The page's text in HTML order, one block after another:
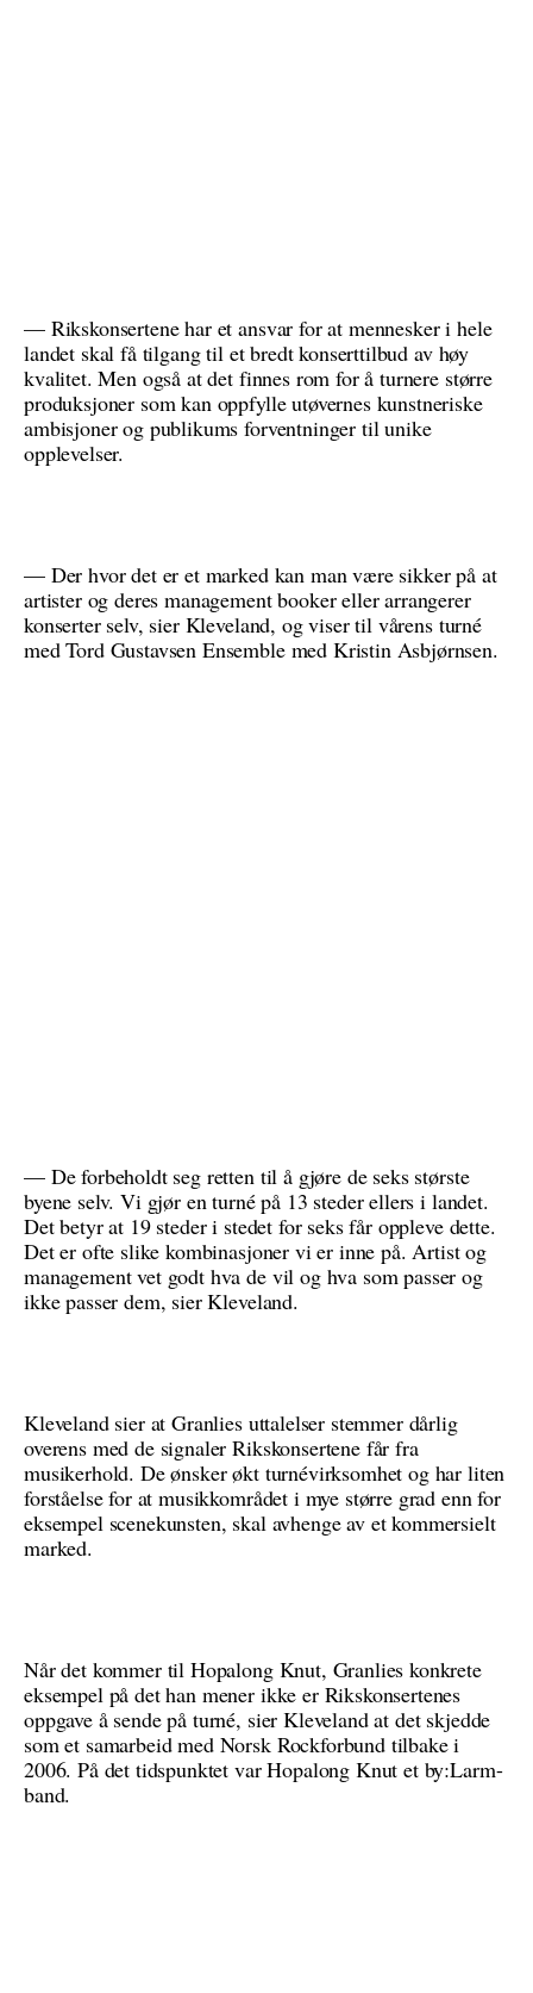
— Rikskonsertene har et ansvar for at mennesker i hele
landet skal få tilgang til et bredt konserttilbud av høy
kvalitet. Men også at det finnes rom for å turnere større
produksjoner som kan oppfylle utøvernes kunstneriske
ambisjoner og publikums forventninger til unike
opplevelser.
— Der hvor det er et marked kan man være sikker på at
artister og deres management booker eller arrangerer
konserter selv, sier Kleveland, og viser til vårens turné
med Tord Gustavsen Ensemble med Kristin Asbjørnsen.
— De forbeholdt seg retten til å gjøre de seks største
byene selv. Vi gjør en turné på 13 steder ellers i landet.
Det betyr at 19 steder i stedet for seks får oppleve dette.
Det er ofte slike kombinasjoner vi er inne på. Artist og
management vet godt hva de vil og hva som passer og
ikke passer dem, sier Kleveland.
Kleveland sier at Granlies uttalelser stemmer dårlig
overens med de signaler Rikskonsertene får fra
musikerhold. De ønsker økt turnévirksomhet og har liten
forståelse for at musikkområdet i mye større grad enn for
eksempel scenekunsten, skal avhenge av et kommersielt
marked.
Når det kommer til Hopalong Knut, Granlies konkrete
eksempel på det han mener ikke er Rikskonsertenes
oppgave å sende på turné, sier Kleveland at det skjedde
som et samarbeid med Norsk Rockforbund tilbake i
2006. På det tidspunktet var Hopalong Knut et by:Larm-
band.